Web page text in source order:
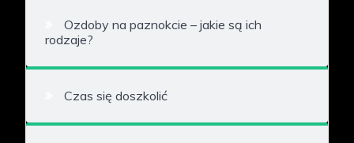
Ozdoby na paznokcie – jakie są ich
rodzaje?
Czas się doszkolić